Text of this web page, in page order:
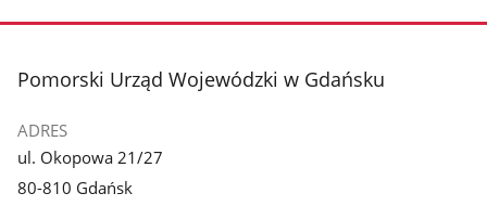
stopka
Pomorski Urząd Wojewódzki w Gdańsku
ADRES
ul. Okopowa 21/27
80-810 Gdańsk